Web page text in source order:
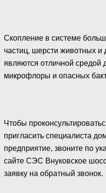
Скопление в системе
частиц, шерсти животных и
являются отличной средой
микрофлоры и опасных
Чтобы
пригласить специалиста
предприятие, звоните по
сайте СЭС Внуковское
заявку на обратный звонок.